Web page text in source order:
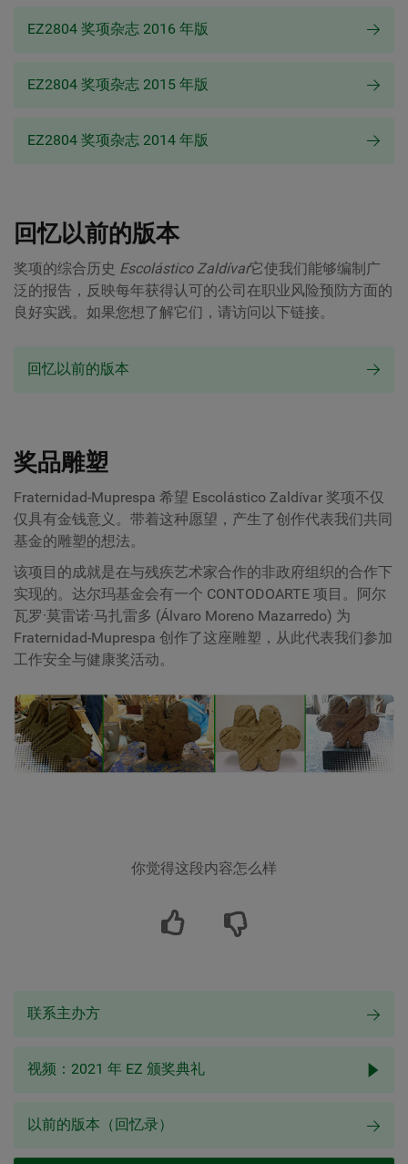
EZ2804 奖项杂志 2016 年版
EZ2804 奖项杂志 2015 年版
EZ2804 奖项杂志 2014 年版
回忆以前的版本
奖项的综合历史 Escolástico Zaldívar它使我们能够编制广
泛的报告，反映每年获得认可的公司在职业风险预防方面的
良好实践。如果您想了解它们，请访问以下链接。
回忆以前的版本
奖品雕塑
Fraternidad-Muprespa 希望 Escolástico Zaldívar 奖项不仅
仅具有金钱意义。带着这种愿望，产生了创作代表我们共同
基金的雕塑的想法。
该项目的成就是在与残疾艺术家合作的非政府组织的合作下
实现的。达尔玛基金会有一个 CONTODOARTE 项目。阿尔
瓦罗·莫雷诺·马扎雷多 (Álvaro Moreno Mazarredo) 为
Fraternidad-Muprespa 创作了这座雕塑，从此代表我们参加
工作安全与健康奖活动。
你觉得这段内容怎么样
联系主办方
视频：2021 年 EZ 颁奖典礼
以前的版本（回忆录）